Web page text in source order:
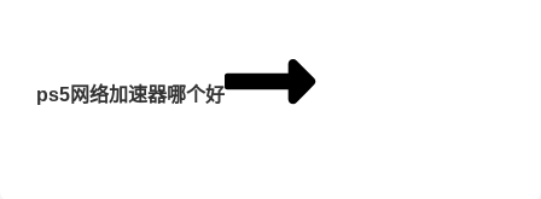
ps5网络加速器哪个好